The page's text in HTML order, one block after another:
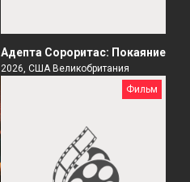
Адепта Сороритас: Покаяние
2026, США Великобритания
Фильм